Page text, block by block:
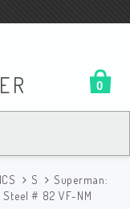
0
S
Superman:
# 82 VF-NM